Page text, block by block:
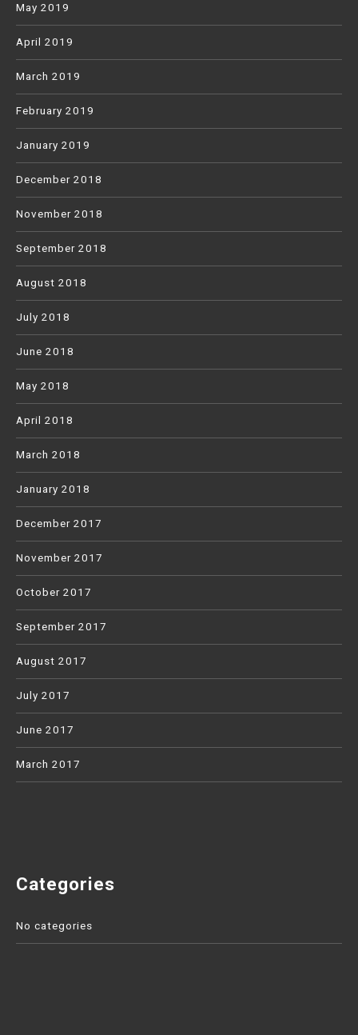
May 2019
April 2019
March 2019
February 2019
January 2019
December 2018
November 2018
September 2018
August 2018
July 2018
June 2018
May 2018
April 2018
March 2018
January 2018
December 2017
November 2017
October 2017
September 2017
August 2017
July 2017
June 2017
March 2017
Categories
No categories